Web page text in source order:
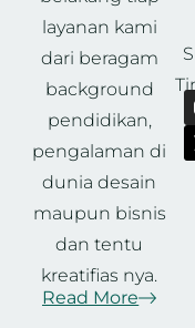
layanan kami
dari beragam
background
pendidikan,
pengalaman di
dunia desain
maupun bisnis
dan tentu
kreatifias nya.
Read More